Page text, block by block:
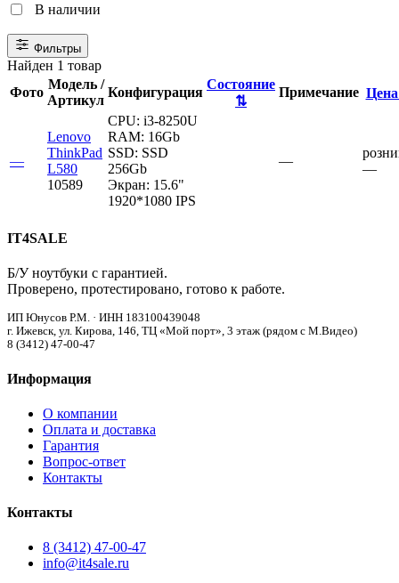
В наличии
Фильтры
Найден 1 товар
Фото
Модель /
Артикул
Конфигурация
Состояние
⇅
Примечание
—
Lenovo
ThinkPad
L580
10589
CPU: i3-8250U
RAM: 16Gb
SSD: SSD
256Gb
Экран: 15.6"
1920*1080 IPS
—
—
IT4SALE
Б/У ноутбуки с гарантией.
Проверено, протестировано, готово к работе.
ИП Юнусов Р.М. · ИНН 183100439048
г. Ижевск, ул. Кирова, 146, ТЦ «Мой порт», 3 этаж (рядом с М.Видео)
8 (3412) 47-00-47
Информация
О компании
Оплата и доставка
Гарантия
Вопрос-ответ
Контакты
Контакты
8 (3412) 47-00-47
info@it4sale.ru